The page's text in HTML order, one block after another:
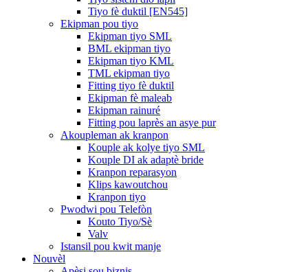
Tiyo fè duktil [EN545]
Ekipman pou tiyo
Ekipman tiyo SML
BML ekipman tiyo
Ekipman tiyo KML
TML ekipman tiyo
Fitting tiyo fè duktil
Ekipman fè maleab
Ekipman rainuré
Fitting pou laprès an asye pur
Akoupleman ak kranpon
Kouple ak kolye tiyo SML
Kouple DI ak adaptè bride
Kranpon reparasyon
Klips kawoutchou
Kranpon tiyo
Pwodwi pou Telefòn
Kouto Tiyo/Sè
Valv
Istansil pou kwit manje
Nouvèl